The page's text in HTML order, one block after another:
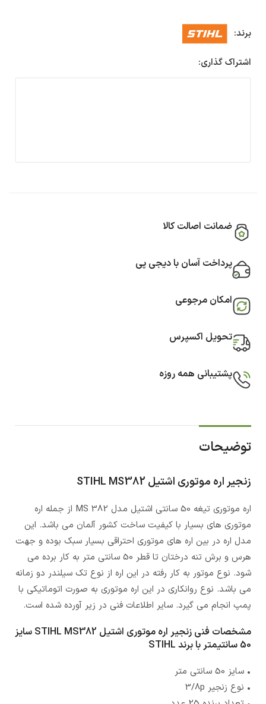
برند:
اشتراک گذاری:
ضمانت اصالت کالا
پرداخت آسان با دیجی پی
امکان مرجوعی
تحویل اکسپرس
پشتیبانی همه روزه
توضیحات
زنجیر اره موتوری اشتیل STIHL MS382
اره موتوری تیغه 50 سانتی اشتیل مدل MS 382 از جمله اره
موتوری های بسیار با کیفیت ساخت کشور آلمان می باشد. این
مدل اره در بین اره های موتوری احتراقی بسیار سبک بوده و جهت
هرس و برش تنه درختان تا قطر 50 سانتی متر به کار برده می
شود. نوع موتور به کار رفته در این اره از نوع تک سیلندر دو زمانه
می باشد. نوع روانکاری در این اره موتوری به صورت اتوماتیکی با
پمپ انجام می گیرد. سایر اطلاعات فنی در زیر آورده شده است.
مشخصات فنی زنجیر اره موتوری اشتیل STIHL MS382 سایز
50 سانتیمتر با برند STIHL
• سایز 50 سانتی متر
• نوع زنجیر 3/8p